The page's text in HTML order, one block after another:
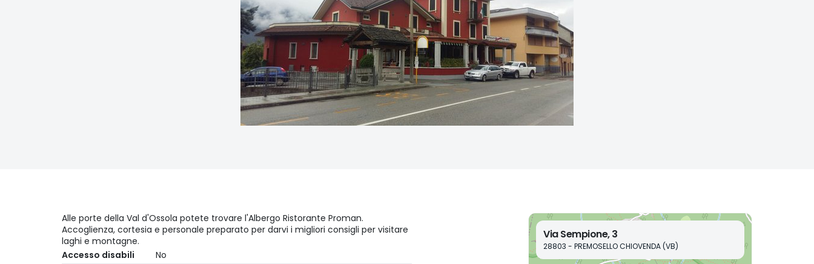
Alle porte della Val d'Ossola potete trovare l'Albergo Ristorante Proman.
Accoglienza, cortesia e personale preparato per darvi i migliori consigli per visitare
laghi e montagne.
Accesso disabili
No
Via Sempione, 3
28803 - PREMOSELLO CHIOVENDA (VB)